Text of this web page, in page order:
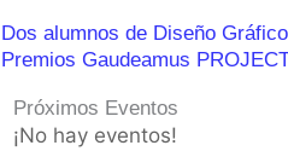
Dos alumnos de Diseño
Premios Gaudeamus
Próximos Eventos
¡No hay eventos!